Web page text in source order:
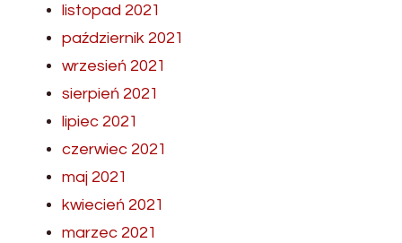
listopad 2021
październik 2021
wrzesień 2021
sierpień 2021
lipiec 2021
czerwiec 2021
maj 2021
kwiecień 2021
marzec 2021